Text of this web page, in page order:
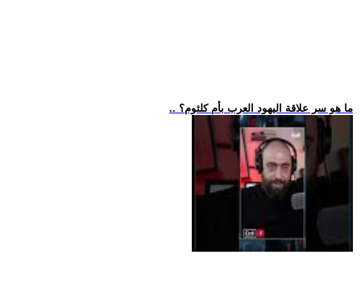
.. ما هو سر علاقة اليهود العرب بأم كلثوم؟